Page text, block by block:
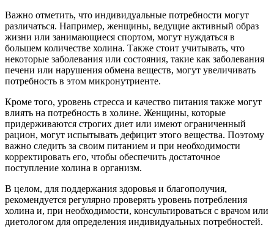
Важно отметить, что индивидуальные потребности могут
различаться. Например, женщины, ведущие активный образ
жизни или занимающиеся спортом, могут нуждаться в
большем количестве холина. Также стоит учитывать, что
некоторые заболевания или состояния, такие как заболевания
печени или нарушения обмена веществ, могут увеличивать
потребность в этом микронутриенте.
Кроме того, уровень стресса и качество питания также могут
влиять на потребность в холине. Женщины, которые
придерживаются строгих диет или имеют ограниченный
рацион, могут испытывать дефицит этого вещества. Поэтому
важно следить за своим питанием и при необходимости
корректировать его, чтобы обеспечить достаточное
поступление холина в организм.
В целом, для поддержания здоровья и благополучия,
рекомендуется регулярно проверять уровень потребления
холина и, при необходимости, консультироваться с врачом или
диетологом для определения индивидуальных потребностей.